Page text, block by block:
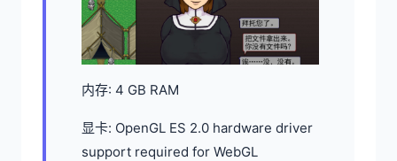
内存: 4 GB RAM
显卡: OpenGL ES 2.0 hardware driver
support required for WebGL